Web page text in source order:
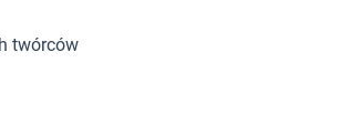
twórców